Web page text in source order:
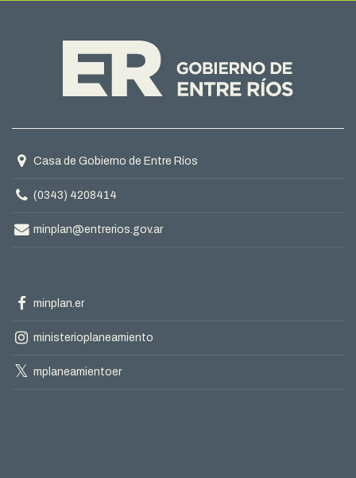
Domicilio
Casa de Gobierno de Entre Ríos
Teléfono
(0343) 4208414
Correo
minplan@entrerios.gov.ar
Facebook
oficial
minplan.er
Instagram
oficial
ministerioplaneamiento
X
mplaneamientoer